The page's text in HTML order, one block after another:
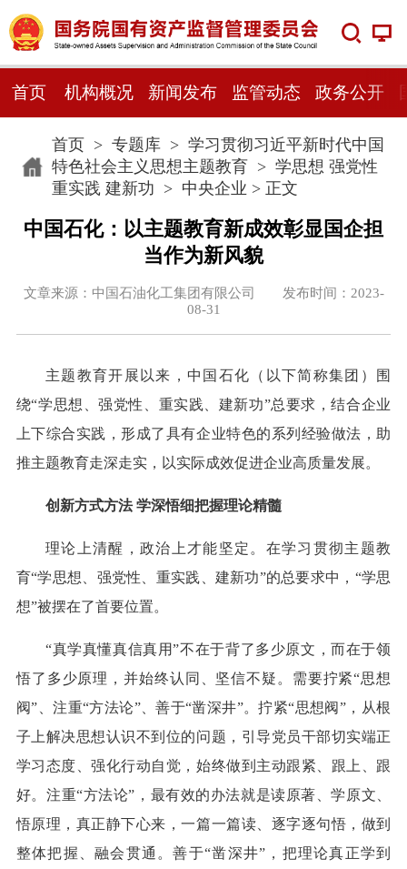
首页 机构概况 新闻发布 监管动态 政务公开
首页> 专题库> 学习贯彻习近平新时代中国
特色社会主义思想主题教育> 学思想 强党性
重实践 建新功 > 中央企业 > 正文
中国石化：以主题教育新成效彰显国企担
当作为新风貌
文章来源：中国石油化工集团有限公司 发布时间：2023-
08-31
主题教育开展以来，中国石化（以下简称集团）围
绕“学思想、强党性、重实践、建新功”总要求，结合企业
上下综合实践，形成了具有企业特色的系列经验做法，助
推主题教育走深走实，以实际成效促进企业高质量发展。
创新方式方法 学深悟细把握理论精髓
理论上清醒，政治上才能坚定。在学习贯彻主题教
育“学思想、强党性、重实践、建新功”的总要求中，“学思
想”被摆在了首要位置。
“真学真懂真信真用”不在于背了多少原文，而在于领
悟了多少原理，并始终认同、坚信不疑。需要拧紧“思想
阀”、注重“方法论”、善于“凿深井”。拧紧“思想阀”，从根
子上解决思想认识不到位的问题，引导党员干部切实端正
学习态度、强化行动自觉，始终做到主动跟紧、跟上、跟
好。注重“方法论”，最有效的办法就是读原著、学原文、
悟原理，真正静下心来，一篇一篇读、逐字逐句悟，做到
整体把握、融会贯通。善于“凿深井”，把理论真正学到